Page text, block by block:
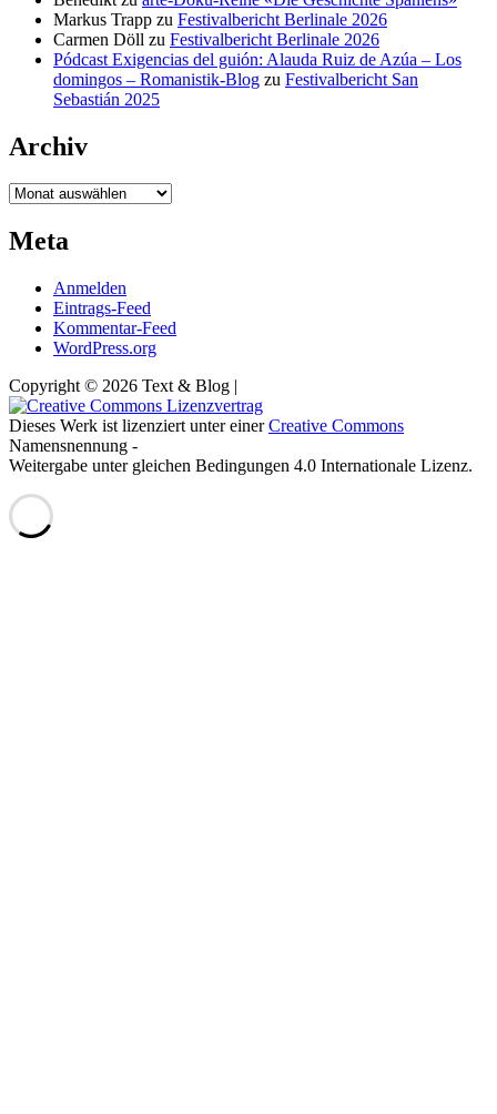
Markus Trapp zu Festivalbericht Berlinale 2026
Carmen Döll zu Festivalbericht Berlinale 2026
Pódcast Exigencias del guión: Alauda Ruiz de Azúa – Los
domingos – Romanistik-Blog zu Festivalbericht San
Sebastián 2025
Archiv
Archiv
Meta
Anmelden
Eintrags-Feed
Kommentar-Feed
WordPress.org
Copyright © 2026 Text & Blog |
Dieses Werk ist lizenziert unter einerCreative Commons
Namensnennung -
Weitergabe unter gleichen Bedingungen 4.0 Internationale Lizenz.